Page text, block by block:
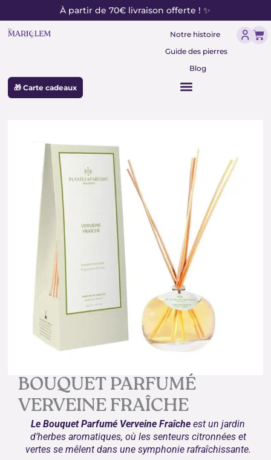
au
contenu
À partir de 70€ livraison offerte ! ✨
Notre histoire
Guide des pierres
Blog
🎁 Carte cadeaux
BOUQUET PARFUMÉ
VERVEINE FRAÎCHE
Le Bouquet Parfumé Verveine Fraîche est un jardin
d’herbes aromatiques, où les senteurs citronnées et
vertes se mêlent dans une symphonie rafraîchissante.